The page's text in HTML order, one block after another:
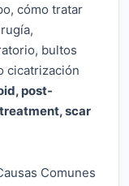
cómo tratar
bultos
cicatrización
post-
scar
Comunes